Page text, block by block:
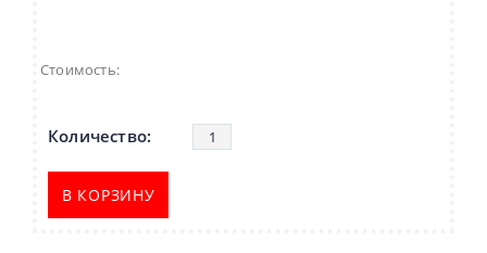
Стоимость:
В КОРЗИНУ